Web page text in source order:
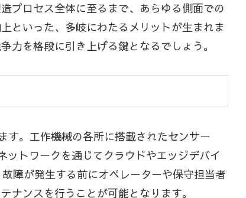
プロセス全体に至るまで、あらゆる側面での
といった、多岐にわたるメリットが生まれま
を格段に引き上げる鍵となるでしょう。
。工作機械の各所に搭載されたセンサー
トワークを通じてクラウドやエッジデバイ
障が発生する前にオペレーターや保守担当者
ンスを行うことが可能となります。